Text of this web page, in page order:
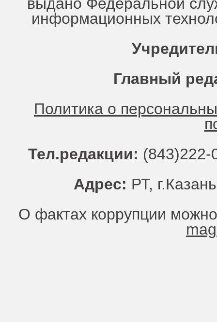
информационных
Главный
Политика о
Тел.редакции:
Адрес: РТ,
О фактах коррупции